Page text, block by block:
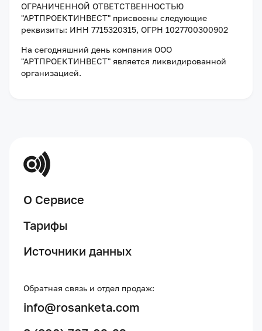
ОГРАНИЧЕННОЙ ОТВЕТСТВЕННОСТЬЮ
"АРТПРОЕКТИНВЕСТ" присвоены следующие
реквизиты: ИНН 7715320315, ОГРН 1027700300902
На сегодняшний день компания ООО
"АРТПРОЕКТИНВЕСТ" является ликвидированной
организацией.
О Сервисе
Тарифы
Источники данных
Обратная связь и отдел продаж:
info@rosanketa.com